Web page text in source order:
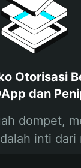
Otorisasi
dan
dompet,
inti dari